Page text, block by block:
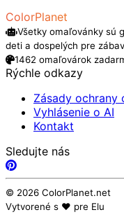
ColorPlanet
Všetky omaľovánky sú
deti a dospelých pre
1462 omaľovárok
Rýchle odkazy
Zásady ochrany
Vyhlásenie o AI
Kontakt
Sledujte nás
© 2026 ColorPlanet.net
Vytvorené s ❤️ pre Elu